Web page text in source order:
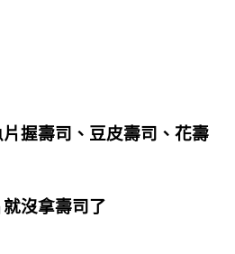
握壽司、豆皮壽司、花壽
沒拿壽司了